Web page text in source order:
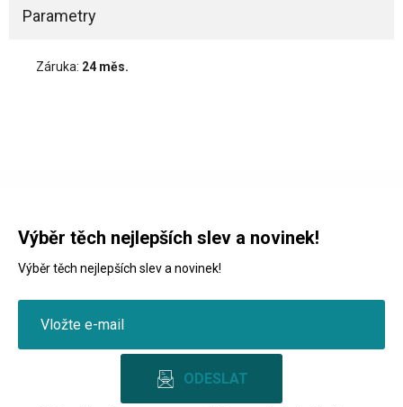
Parametry
Záruka: 24 měs.
Výběr těch nejlepších slev a novinek!
Výběr těch nejlepších slev a novinek!